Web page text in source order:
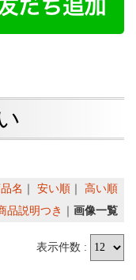
名 安い順
高い順
品説明つき 画像一覧
表示件数 :